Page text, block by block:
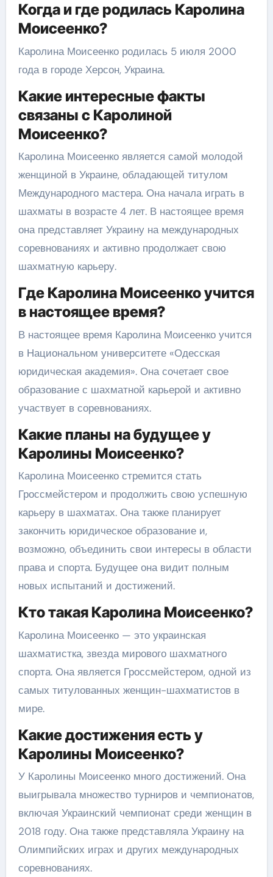
Когда и где родилась Каролина
Моисеенко?
Каролина Моисеенко родилась 5 июля 2000
года в городе Херсон, Украина.
Какие интересные факты
связаны с Каролиной
Моисеенко?
Каролина Моисеенко является самой молодой
женщиной в Украине, обладающей титулом
Международного мастера. Она начала играть в
шахматы в возрасте 4 лет. В настоящее время
она представляет Украину на международных
соревнованиях и активно продолжает свою
шахматную карьеру.
Где Каролина Моисеенко учится
в настоящее время?
В настоящее время Каролина Моисеенко учится
в Национальном университете «Одесская
юридическая академия». Она сочетает свое
образование с шахматной карьерой и активно
участвует в соревнованиях.
Какие планы на будущее у
Каролины Моисеенко?
Каролина Моисеенко стремится стать
Гроссмейстером и продолжить свою успешную
карьеру в шахматах. Она также планирует
закончить юридическое образование и,
возможно, объединить свои интересы в области
права и спорта. Будущее она видит полным
новых испытаний и достижений.
Кто такая Каролина Моисеенко?
Каролина Моисеенко — это украинская
шахматистка, звезда мирового шахматного
спорта. Она является Гроссмейстером, одной из
самых титулованных женщин-шахматистов в
мире.
Какие достижения есть у
Каролины Моисеенко?
У Каролины Моисеенко много достижений. Она
выигрывала множество турниров и чемпионатов,
включая Украинский чемпионат среди женщин в
2018 году. Она также представляла Украину на
Олимпийских играх и других международных
соревнованиях.